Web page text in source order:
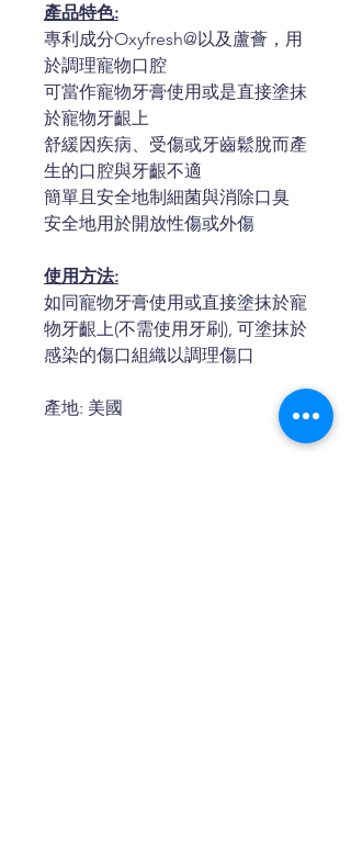
產品特色:
專利成分Oxyfresh@以及蘆薈，用
於調理寵物口腔
可當作寵物牙膏使用或是直接塗抹
於寵物牙齦上
舒緩因疾病、受傷或牙齒鬆脫而產
生的口腔與牙齦不適
簡單且安全地制細菌與消除口臭
安全地用於開放性傷或外傷
使用方法:
如同寵物牙膏使用或直接塗抹於寵
物牙齦上(不需使用牙刷), 可塗抹於
感染的傷口組織以調理傷口
產地: 美國